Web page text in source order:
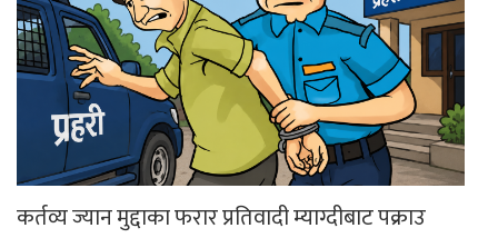
कर्तव्य ज्यान मुद्दाका फरार प्रतिवादी म्याग्दीबाट पक्राउ